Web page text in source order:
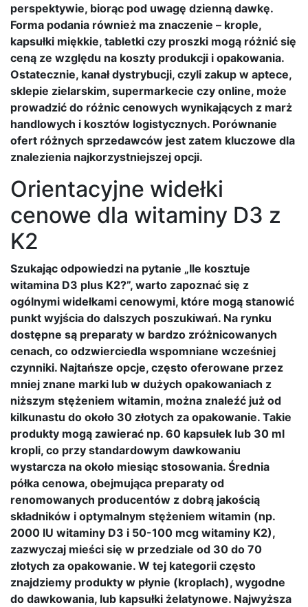
perspektywie, biorąc pod uwagę dzienną dawkę.
Forma podania również ma znaczenie – krople,
kapsułki miękkie, tabletki czy proszki mogą różnić się
ceną ze względu na koszty produkcji i opakowania.
Ostatecznie, kanał dystrybucji, czyli zakup w aptece,
sklepie zielarskim, supermarkecie czy online, może
prowadzić do różnic cenowych wynikających z marż
handlowych i kosztów logistycznych. Porównanie
ofert różnych sprzedawców jest zatem kluczowe dla
znalezienia najkorzystniejszej opcji.
Orientacyjne widełki
cenowe dla witaminy D3 z
K2
Szukając odpowiedzi na pytanie „Ile kosztuje
witamina D3 plus K2?”, warto zapoznać się z
ogólnymi widełkami cenowymi, które mogą stanowić
punkt wyjścia do dalszych poszukiwań. Na rynku
dostępne są preparaty w bardzo zróżnicowanych
cenach, co odzwierciedla wspomniane wcześniej
czynniki. Najtańsze opcje, często oferowane przez
mniej znane marki lub w dużych opakowaniach z
niższym stężeniem witamin, można znaleźć już od
kilkunastu do około 30 złotych za opakowanie. Takie
produkty mogą zawierać np. 60 kapsułek lub 30 ml
kropli, co przy standardowym dawkowaniu
wystarcza na około miesiąc stosowania. Średnia
półka cenowa, obejmująca preparaty od
renomowanych producentów z dobrą jakością
składników i optymalnym stężeniem witamin (np.
2000 IU witaminy D3 i 50-100 mcg witaminy K2),
zazwyczaj mieści się w przedziale od 30 do 70
złotych za opakowanie. W tej kategorii często
znajdziemy produkty w płynie (kroplach), wygodne
do dawkowania, lub kapsułki żelatynowe. Najwyższa